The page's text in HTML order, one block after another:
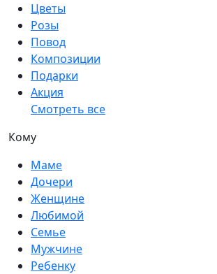
Цветы
Розы
Повод
Композиции
Подарки
Акция
Смотреть все
Кому
Маме
Дочери
Женщине
Любимой
Семье
Мужчине
Ребенку